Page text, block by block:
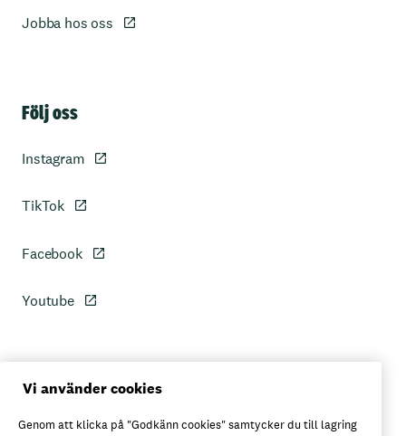
Jobba hos oss
Följ oss
Instagram
TikTok
Facebook
Youtube
Personuppgiftspolicy
Vi använder cookies
Genom att klicka på "Godkänn cookies" samtycker du till lagring